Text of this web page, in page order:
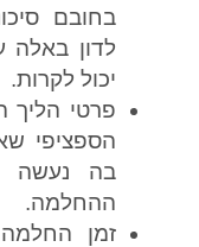
בחובם
לדון
יכול לקרות.
פרטי הליך
הספציפי
בה נעשה
ההחלמה.
זמן